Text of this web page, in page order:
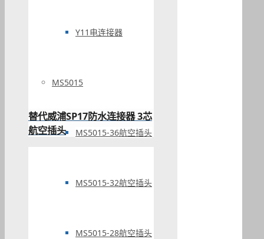
Y11电连接器
MS5015
MS5015-36航空插头
MS5015-32航空插头
MS5015-28航空插头
替代威浦SP17防水连接器 3芯
航空插头